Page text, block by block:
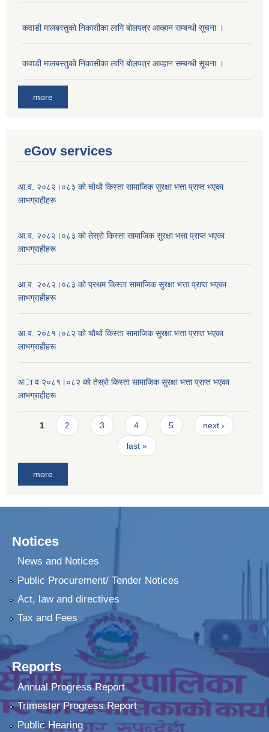
कवाडी मालबस्तुकाे निकासीका लागि बाेलपत्र आव्हान सम्बन्धी सूचना ।
कवाडी मालबस्तुकाे निकासीका लागि बाेलपत्र आव्हान सम्बन्धी सूचना ।
more
eGov services
आ.व. २०८२।०८३ काे चोथाै‌ किस्ता सामाजिक सुरक्षा भत्ता प्राप्त भएका
लाभग्राहीहरू
आ.व. २०८२।०८३ काे तेस्राे किस्ता सामाजिक सुरक्षा भत्ता प्राप्त भएका
लाभग्राहीहरू
आ.व. २०८२।०८३ काे प्रथम किस्ता सामाजिक सुरक्षा भत्ता प्राप्त भएका
लाभग्राहीहरू
आ.व. २०८१।०८२ काे चाैथाें किस्ता सामाजिक सुरक्षा भत्ता प्राप्त भएका
लाभग्राहीहरू
अा व २०८१।०८२ काे तेस्राे किस्ता सामाजिक सुरक्षा भत्ता प्राप्त भएका
लाभग्राहीहरू
Pages
1 2 3 4 5 next ›
last »
more
Notices
News and Notices
Public Procurement/ Tender Notices
Act, law and directives
Tax and Fees
Reports
Annual Progress Report
Trimester Progress Report
Public Hearing